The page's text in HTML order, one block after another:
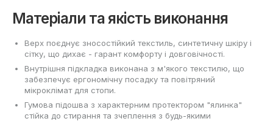
Матеріали та якість виконання
Верх поєднує зносостійкий текстиль, синтетичну шкіру і
сітку, що дихає - гарант комфорту і довговічності.
Внутрішня підкладка виконана з м'якого текстилю, що
забезпечує ергономічну посадку та повітряний
мікроклімат для стопи.
Гумова підошва з характерним протектором "ялинка"
стійка до стирання та зчеплення з будь-якими